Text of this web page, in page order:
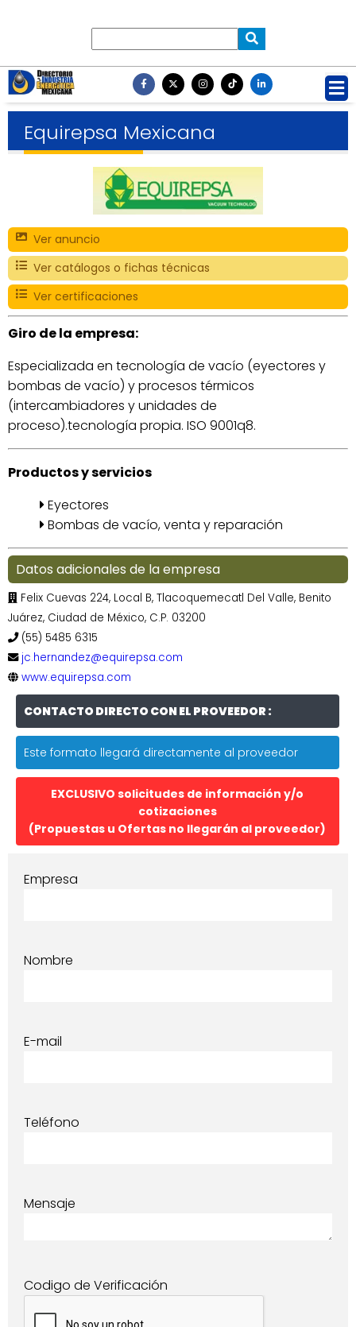
Equirepsa Mexicana
Ver anuncio
Ver catálogos o fichas técnicas
Ver certificaciones
Giro de la empresa:
Especializada en tecnología de vacío (eyectores y
bombas de vacío) y procesos térmicos
(intercambiadores y unidades de
proceso).tecnología propia. ISO 9001q8.
Productos y servicios
Eyectores
Bombas de vacío, venta y reparación
Datos adicionales de la empresa
Felix Cuevas 224, Local B, Tlacoquemecatl Del Valle, Benito
Juárez, Ciudad de México, C.P. 03200
(55) 5485 6315
jc.hernandez@equirepsa.com
www.equirepsa.com
CONTACTO DIRECTO CON EL PROVEEDOR :
Este formato llegará directamente al proveedor
EXCLUSIVO solicitudes de información y/o
cotizaciones
(Propuestas u Ofertas no llegarán al proveedor)
Empresa
Nombre
E-mail
Teléfono
Mensaje
Codigo de Verificación